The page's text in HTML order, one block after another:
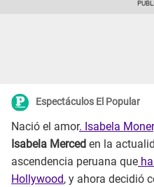
Espectáculos El Popular
Nació el amor. Isabela
Isabela Merced en la
ascendencia peruana que
Hollywood, y ahora decidió